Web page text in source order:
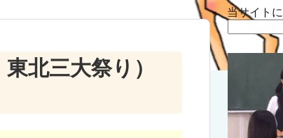
当サイト
北三大祭り）
検
索: